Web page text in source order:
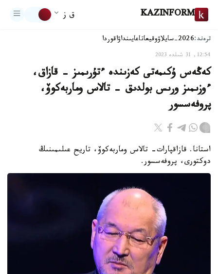
KAZINFORM ق ز
ترەند:2026-سايلاۋ وقيعاتاعايىنداۋاقوردا
12:54, 31 شىلدە 2023
كەڭەس ۇكىمەتى كەزىندە ءتۇرىمىز - قازاق،
ءوزىمىز ورىس بولدىق - تالاس وماربەكوۆ،
پروفەسسور
استانا. قازاقپارات- تالاس وماربەكوۆ، تاريح عىلىمىنىڭ
دوكتورى، پروفەسسور.